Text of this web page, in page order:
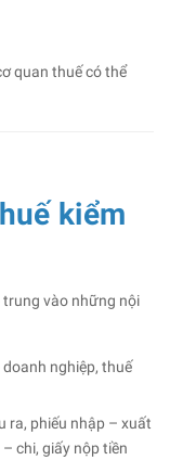
quan thuế có thể
kiểm
trung vào những nội
nghiệp, thuế
ra, phiếu nhập – xuất
chi, giấy nộp tiền